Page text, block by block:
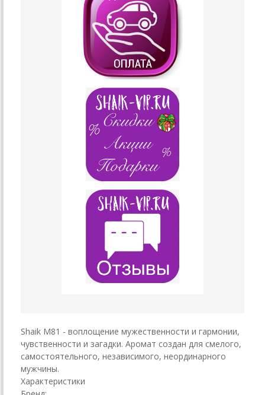
Shaik M81 - воплощение мужественности и гармонии,
чувственности и загадки. Аромат создан для смелого,
самостоятельного, независимого, неординарного
мужчины.
Характеристики